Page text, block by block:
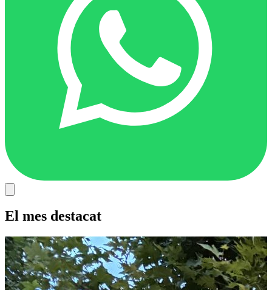
El mes destacat